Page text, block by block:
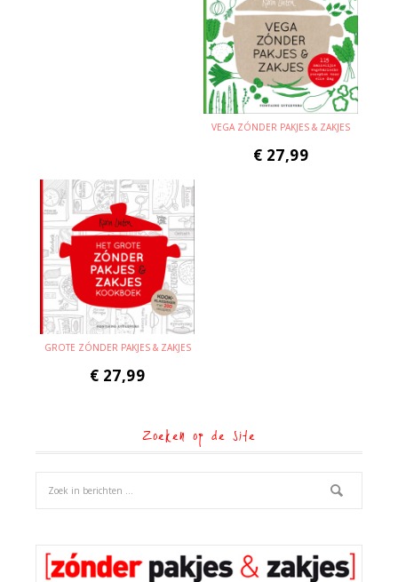
VEGA ZÓNDER PAKJES & ZAKJES
€ 27,99
GROTE ZÓNDER PAKJES & ZAKJES
€ 27,99
Zoeken op de site